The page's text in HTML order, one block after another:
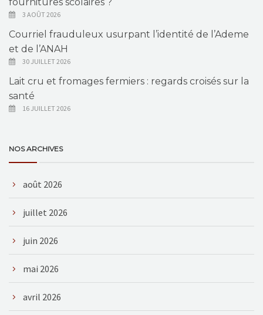
3 AOÛT 2026
Courriel frauduleux usurpant l’identité de l’Ademe
et de l’ANAH
30 JUILLET 2026
Lait cru et fromages fermiers : regards croisés sur la
santé
16 JUILLET 2026
NOS ARCHIVES
août 2026
juillet 2026
juin 2026
mai 2026
avril 2026